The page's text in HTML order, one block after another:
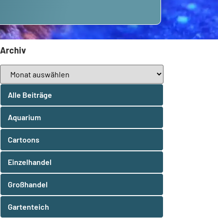
Archiv
Alle Beiträge
Aquarium
Cartoons
Einzelhandel
Großhandel
Gartenteich